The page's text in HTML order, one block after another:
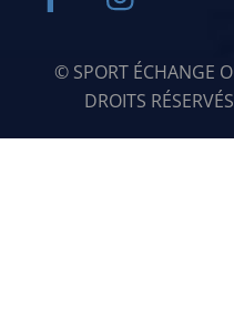
© SPORT ÉCHANGE
DROITS